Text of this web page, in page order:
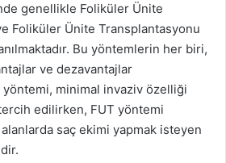
genellikle Foliküler Ünite
Foliküler Ünite Transplantasyonu
Bu yöntemlerin her biri,
ve dezavantajlar
yöntemi, minimal invaziv özelliği
edilirken, FUT yöntemi
saç ekimi yapmak isteyen